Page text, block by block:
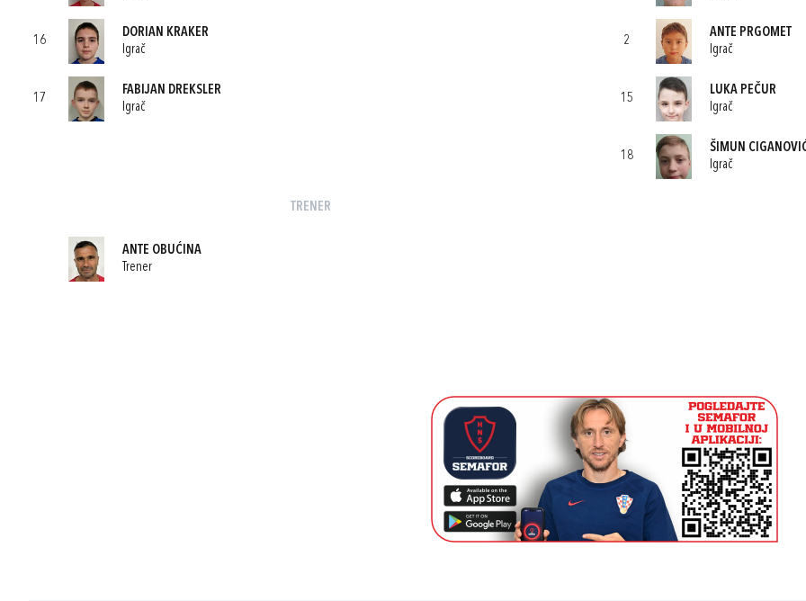
16
DORIAN KRAKER
Igrač
17
FABIJAN DREKSLER
Igrač
TRENER
ANTE OBUĆINA
Trener
2
ANTE PRGOMET
Igrač
15
LUKA PEČUR
Igrač
18
ŠIMUN
Igrač